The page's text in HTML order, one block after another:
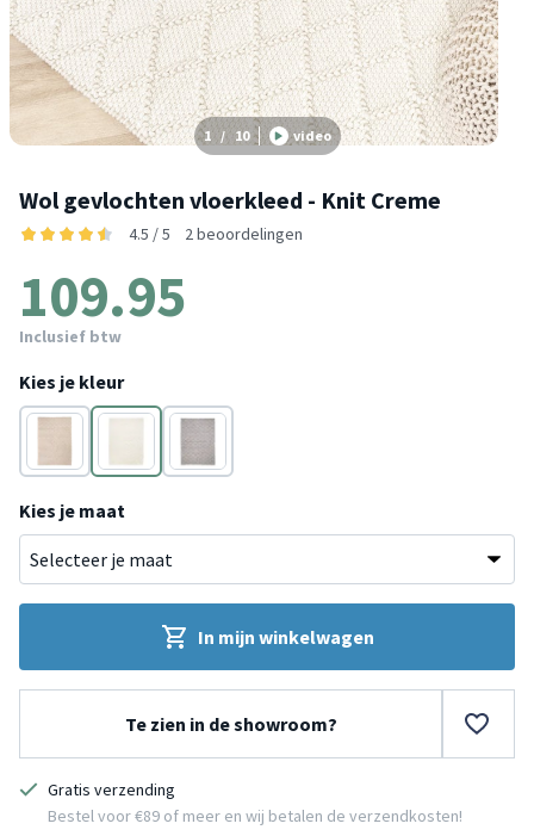
1 / 10 video
Wol gevlochten vloerkleed - Knit Creme
4.5 / 5 2 beoordelingen
109.95
Inclusief btw
Kies je kleur
Grijs Crème
Grijs
Kies je maat
In mijn winkelwagen
Te zien in de showroom?
Gratis verzending
Bestel voor €89 of meer en wij betalen de verzendkosten!